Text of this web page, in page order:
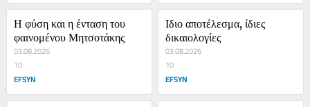
Η φύση και η ένταση του
φαινομένου Μητσοτάκης
03.08.2026
10
EFSYN
Ιδιο αποτέλεσμα, ίδιες
δικαιολογίες
03.08.2026
10
EFSYN